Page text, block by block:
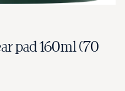
pad 160ml (70